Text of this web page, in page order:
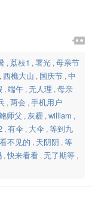


, 荔枝1 , 署光 , 母亲节
, 西樵大山 , 国庆节 , 中
, 端午 , 无人理 , 母亲
, 两会 , 手机用户
师父 , 灰霾 , william ,
, 有伞 , 大伞 , 等到九
不见的 , 天阴阴 , 等
, 快来看看 , 无了期等 ,